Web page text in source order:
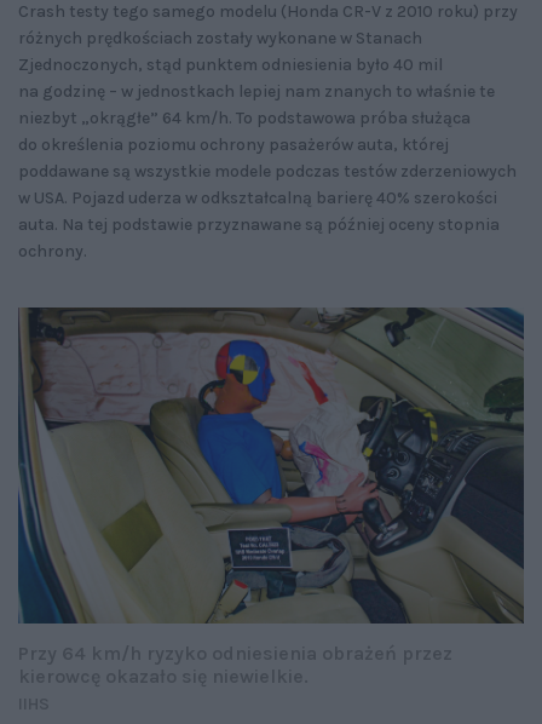
Crash testy tego samego modelu (Honda CR-V z 2010 roku) przy
różnych prędkościach zostały wykonane w Stanach
Zjednoczonych, stąd punktem odniesienia było 40 mil
na godzinę – w jednostkach lepiej nam znanych to właśnie te
niezbyt „okrągłe” 64 km/h. To podstawowa próba służąca
do określenia poziomu ochrony pasażerów auta, której
poddawane są wszystkie modele podczas testów zderzeniowych
w USA. Pojazd uderza w odkształcalną barierę 40% szerokości
auta. Na tej podstawie przyznawane są później oceny stopnia
ochrony.